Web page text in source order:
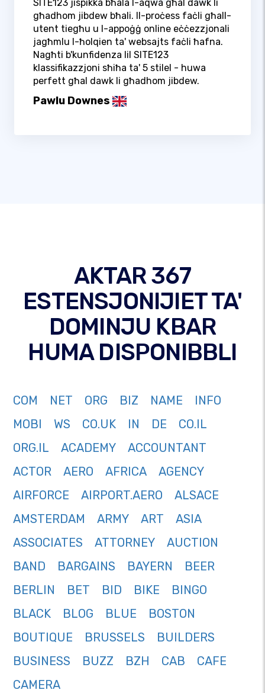
SITE123 jispikka bħala l-aqwa għal dawk li
għadhom jibdew bħali. Il-proċess faċli għall-
utent tiegħu u l-appoġġ online eċċezzjonali
jagħmlu l-ħolqien ta' websajts faċli ħafna.
Nagħti b'kunfidenza lil SITE123
klassifikazzjoni sħiħa ta' 5 stilel - huwa
perfett għal dawk li għadhom jibdew.
Pawlu Downes
AKTAR 367
ESTENSJONIJIET TA'
DOMINJU KBAR
HUMA DISPONIBBLI
COM NET ORG BIZ NAME
INFO
MOBI
WS CO.UK IN DE
CO.IL
ORG.IL
ACADEMY
ACCOUNTANT
ACTOR
AERO AFRICA
AGENCY
AIRFORCE
AIRPORT.AERO
ALSACE
AMSTERDAM
ARMY ART
ASIA
ASSOCIATES
ATTORNEY
AUCTION
BAND
BARGAINS BAYERN
BEER
BERLIN
BET BID BIKE
BINGO
BLACK
BLOG BLUE
BOSTON
BOUTIQUE
BRUSSELS
BUILDERS
BUSINESS
BUZZ BZH CAB
CAFE
CAMERA